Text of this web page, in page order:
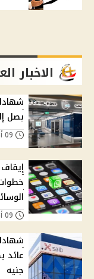
الاخبار
يصل إلى 19.50% والشراء
جنيه